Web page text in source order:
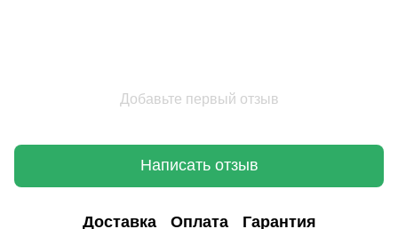
Добавьте первый отзыв
Написать отзыв
Доставка Оплата Гарантия